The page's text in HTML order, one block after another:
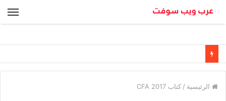
الرئيسية / كتاب CFA 2017